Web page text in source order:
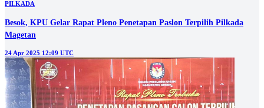
PILKADA
Besok, KPU Gelar Rapat Pleno Penetapan Paslon Terpilih Pilkada
Magetan
24 Apr 2025 12:09 UTC